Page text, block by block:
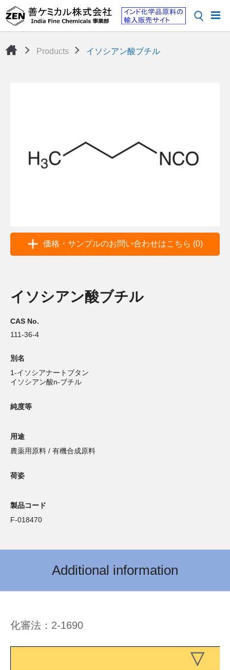
Products イソシアン酸ブチル
価格・サンプルのお問い合わせはこちら (0)
イソシアン酸ブチル
CAS No.
111-36-4
別名
1-イソシアナートブタン
イソシアン酸n-ブチル
純度等
用途
農薬用原料 / 有機合成原料
荷姿
製品コード
F-018470
Additional information
化審法：2-1690
▽